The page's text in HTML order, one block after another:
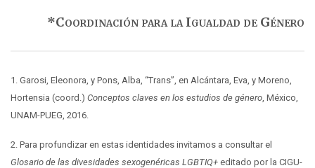
*Coordinación para la Igualdad de Género
1. Garosi, Eleonora, y Pons, Alba, “Trans”, en Alcántara, Eva, y Moreno,
Hortensia (coord.) Conceptos claves en los estudios de género, México,
UNAM-PUEG, 2016.
2. Para profundizar en estas identidades invitamos a consultar el
Glosario de las divesidades sexogenéricas LGBTIQ+ editado por la CIGU-